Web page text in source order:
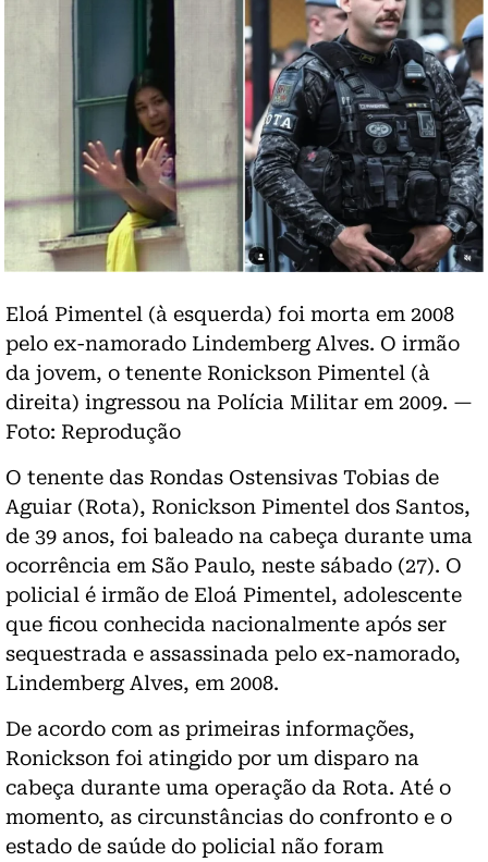
Eloá Pimentel (à esquerda) foi morta em 2008
pelo ex-namorado Lindemberg Alves. O irmão
da jovem, o tenente Ronickson Pimentel (à
direita) ingressou na Polícia Militar em 2009. —
Foto: Reprodução
O tenente das Rondas Ostensivas Tobias de
Aguiar (Rota), Ronickson Pimentel dos Santos,
de 39 anos, foi baleado na cabeça durante uma
ocorrência em São Paulo, neste sábado (27). O
policial é irmão de Eloá Pimentel, adolescente
que ficou conhecida nacionalmente após ser
sequestrada e assassinada pelo ex-namorado,
Lindemberg Alves, em 2008.
De acordo com as primeiras informações,
Ronickson foi atingido por um disparo na
cabeça durante uma operação da Rota. Até o
momento, as circunstâncias do confronto e o
estado de saúde do policial não foram